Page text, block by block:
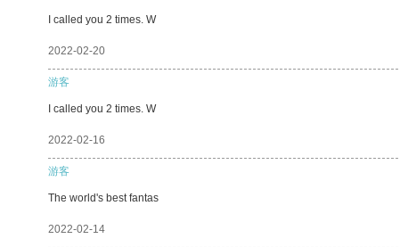
I called you 2 times. W
2022-02-20
游客
I called you 2 times. W
2022-02-16
游客
The world's best fantas
2022-02-14